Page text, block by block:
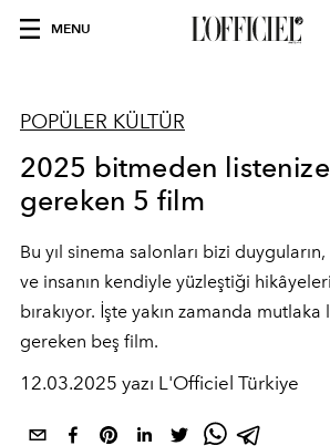
MENU
POPÜLER KÜLTÜR
2025 bitmeden
gereken 5 film
Bu yıl sinema salonları bizi duyguların,
ve insanın kendiyle yüzleştiği
bırakıyor. İşte yakın zamanda
gereken beş film.
12.03.2025 yazı L'Officiel Türkiye